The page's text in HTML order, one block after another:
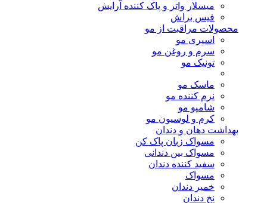
میسلار واتر و پاک کننده آرایش
فیس براش
محصولات مراقبت از مو
اسپری مو
سرم و روغن مو
تونیک مو
ماسک مو
نرم کننده مو
شامپو مو
کرم و لوسیون مو
بهداشت دهان و دندان
مسواک زبان پاک کن
مسواک بین دندانی
سفید کننده دندان
مسواک
خمیر دندان
نخ دندان